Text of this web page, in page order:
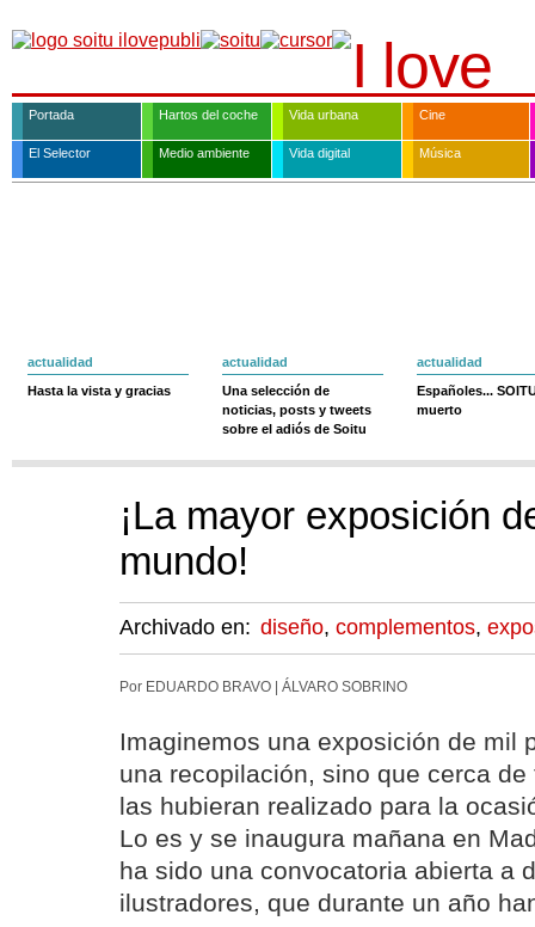
Portada Hartos del coche Vida urbana Cine
El Selector Medio ambiente Vida digital Música
actualidad
Hasta la vista y gracias
actualidad
Una selección de
noticias, posts y tweets
sobre el adiós de Soitu
actualidad
Españoles...
muerto
¡La mayor exposición
mundo!
Archivado en: diseño, complementos,
Por EDUARDO BRAVO | ÁLVARO SOBRINO
Imaginemos una exposición de mil
una recopilación, sino que cerca
las hubieran realizado para la
Lo es y se inaugura mañana en
ha sido una convocatoria abierta a
ilustradores, que durante un año